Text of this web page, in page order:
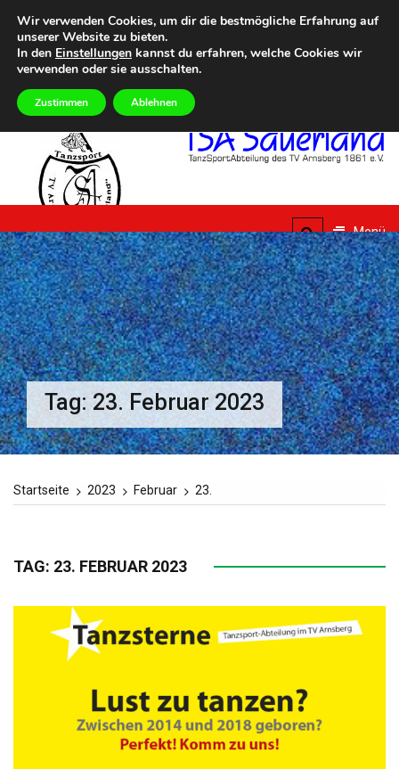
Inhalt
springen
Heute DONNERSTAG, 6TH AUGUST 2026
Eilmeldungen
5. Summer Dance Special – Urlaub vom Alltag
TSA
Sauerland
TanzSportAbteilung des
TV Arnsberg
Menü
Tag: 23. Februar 2023
Startseite 2023 Februar 23.
TAG: 23. FEBRUAR 2023
Wir verwenden Cookies, um dir die bestmögliche Erfahrung auf
unserer Website zu bieten.
In den Einstellungen kannst du erfahren, welche Cookies wir
verwenden oder sie ausschalten.
Zustimmen Ablehnen